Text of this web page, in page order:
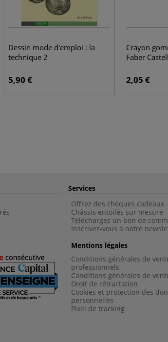
Dessin mode d'emploi : la
technique 2
5,90 €
Crayon
Faber Castell
2,05 €
Services
Offrez des chèques cadeaux
Châssis entoilés sur mesure
Téléchargez un bon de
Inscrivez-vous à notre
Mentions légales
Conditions générales de
professionnels
Conditions générales de vent
Droit de rétractation
Cookies et protection des
personnelles
Pixel de tracking